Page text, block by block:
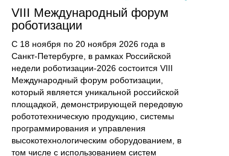
VIII Международный форум
роботизации
С 18 ноября по 20 ноября 2026 года в
Санкт-Петербурге, в рамках Российской
недели роботизации-2026 состоится VIII
Международный форум роботизации,
который является уникальной российской
площадкой, демонстрирующей передовую
робототехническую продукцию, системы
программирования и управления
высокотехнологическим оборудованием, в
том числе с использованием систем